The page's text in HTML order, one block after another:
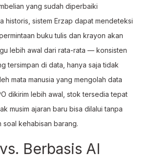
yang sudah diperbaiki
historis, sistem Erzap dapat mendeteksi
buku tulis dan krayon akan
lebih awal dari rata-rata — konsisten
tersimpan di data, hanya saja tidak
mata manusia yang mengolah data
dikirim lebih awal, stok tersedia tepat
musim ajaran baru bisa dilalui tanpa
soal kehabisan barang.
Berbasis AI